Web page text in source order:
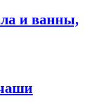
и ванны,